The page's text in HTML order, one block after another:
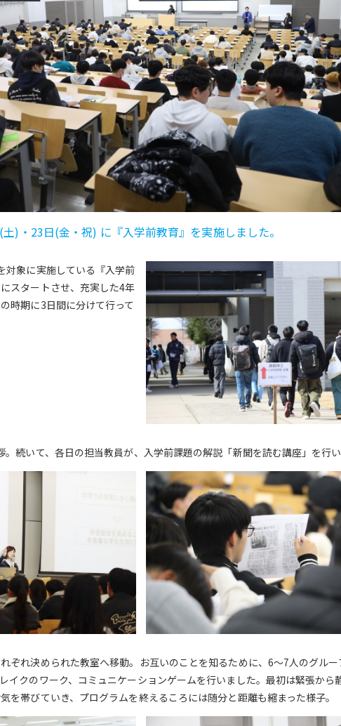
)・23日(金・祝) に『入学前教育』を実施しました。
対象に実施している『入学前
スタートさせ、充実した4年
時期に3日間に分けて行って
。続いて、各日の担当教員が、入学前課題の解説「新聞を読む講座」を行い
ぞれ決められた教室へ移動。お互いのことを知るために、6～7人のグル
イクのワーク、コミュニケーションゲームを行いました。最初は緊張から
を帯びていき、プログラムを終えるころには随分と距離も縮まった様子。